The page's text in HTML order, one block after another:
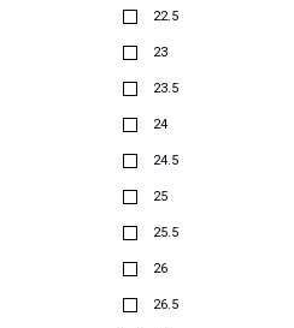
22.5
23
23.5
24
24.5
25
25.5
26
26.5